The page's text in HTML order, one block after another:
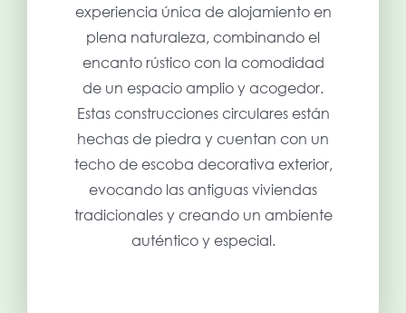
experiencia única de alojamiento en
plena naturaleza, combinando el
encanto rústico con la comodidad
de un espacio amplio y acogedor.
Estas construcciones circulares están
hechas de piedra y cuentan con un
techo de escoba decorativa exterior,
evocando las antiguas viviendas
tradicionales y creando un ambiente
auténtico y especial.